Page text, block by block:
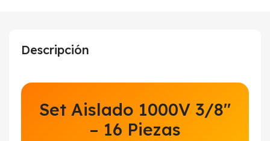
Descripción
Set Aislado 1000V 3/8″
– 16 Piezas